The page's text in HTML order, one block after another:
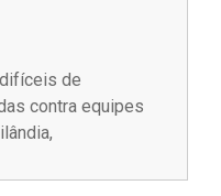
de
contra equipes